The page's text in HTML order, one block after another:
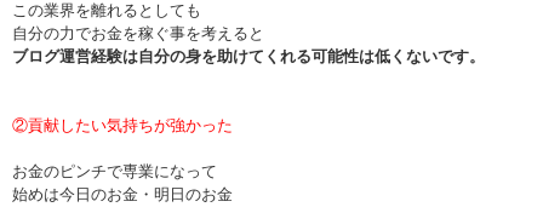
この業界を離れるとしても
自分の力でお金を稼ぐ事を考えると
ブログ運営経験は自分の身を助けてくれる可能性は低くないです。
②貢献したい気持ちが強かった
お金のピンチで専業になって
始めは今日のお金・明日のお金